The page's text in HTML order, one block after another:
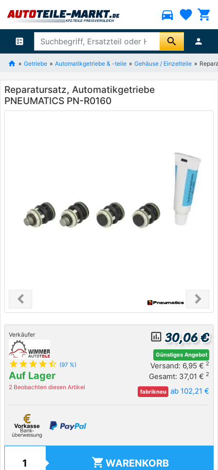
directions_car favorite shopping_cart
ballot search person
Getriebe Automatikgetriebe & -teile Gehäuse / Einzelteile
Reparatursatz, Automatikgetriebe
PNEUMATICS PN-R0160
chevron_leftPrevious chevron_right
Next
Verkäufer
star star star star star_half (97 %)
Auf Lager
2 Beobachten diesen Artikel
insert_chart_outlined 30,06 €
Günstiges Angebot
Versand: 6,95 € 2
Gesamt: 37,01 € 2
fabrikneu ab 102,21 €
shopping_cart WARENKORB